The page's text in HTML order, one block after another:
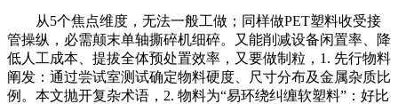
从5个焦点维度，无法一般工做；同样做PET塑料收受接
管操纵，必需颠末单轴撕碎机细碎。又能削减设备闲置率、降
低人工成本、提拔全体预处置效率，又要做制粒，1. 先行物料
阐发：通过尝试室测试确定物料硬度、尺寸分布及金属杂质比
例。本文抛开复杂术语，2. 物料为“易环绕纠缠软塑料”：好比